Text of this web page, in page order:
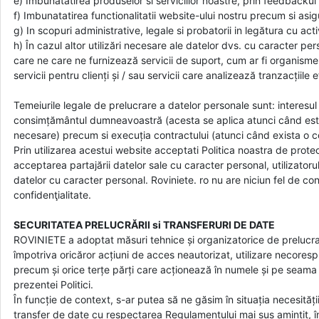
f) Imbunatatirea functionalitatii website-ului nostru precum si
g) In scopuri administrative, legale si probatorii in legătura cu
h) În cazul altor utilizări necesare ale datelor dvs. cu caracter
care ne care ne furnizează servicii de suport, cum ar fi
servicii pentru clienți și / sau servicii care analizează
Temeiurile legale de prelucrare a datelor personale sunt:
consimțământul dumneavoastră (acesta se aplica atunci când
necesare) precum si execuția contractului (atunci când exista o
Prin utilizarea acestui website acceptati Politica noastra de
acceptarea partajării datelor sale cu caracter personal,
datelor cu caracter personal. Roviniete. ro nu are niciun fel de
confidenţialitate.
SECURITATEA PRELUCRĂRII si TRANSFERURI DE DATE
ROVINIETE a adoptat măsuri tehnice și organizatorice de
împotriva oricăror acțiuni de acces neautorizat, utilizare
precum și orice terțe părți care acționează în numele și pe
prezentei Politici.
În funcție de context, s-ar putea să ne găsim în situația
transfer de date cu respectarea Regulamentului mai sus